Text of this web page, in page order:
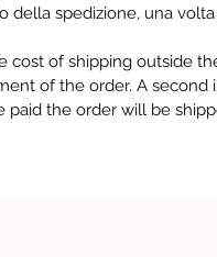
della spedizione, una
cost of shipping outside
of the order. A second
paid the order will be